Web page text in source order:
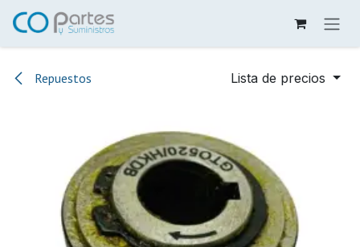
Ir al contenido
Repuestos Lista de precios